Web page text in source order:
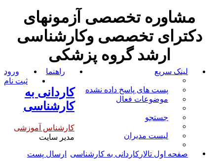
مشاوره تخصصی آزمونهای
دکترای تخصصی وکارشناسی
ارشد گروه پزشکی
لینک سریع
پست های پاسخ داده نشده
موضوعات فعال
جستجو
لیست مدیران
راهنما
ورود
ثبت نام
صفحه اول تالار کاردانی به کارشناسی
کاردانی به
کارشناسی
ارسال پست
کارشناس آموزشی
مدیر سایت